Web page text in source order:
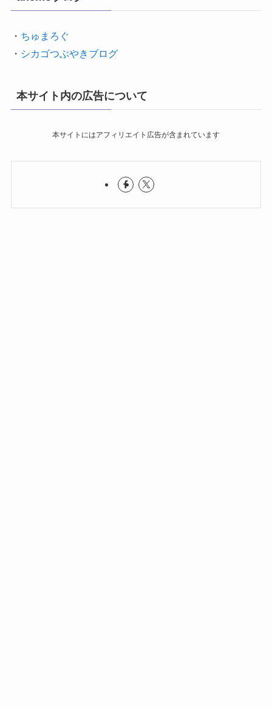
・ ちゅまろぐ
・ シカゴつぶやきブログ
本サイト内の広告について
本サイトにはアフィリエイト広告が含まれています